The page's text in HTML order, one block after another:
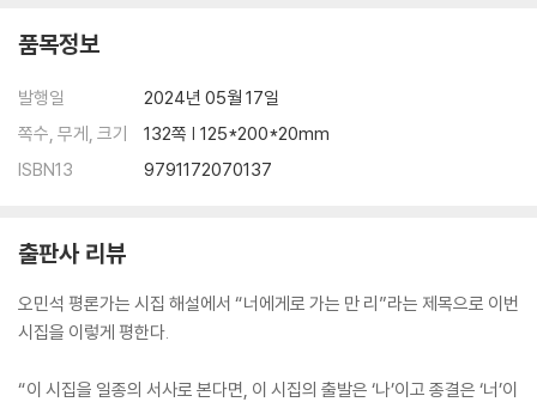
품목정보
발행일
2024년 05월 17일
쪽수, 무게, 크기
132쪽 | 125*200*20mm
ISBN13
9791172070137
출판사 리뷰
오민석 평론가는 시집 해설에서 “너에게로 가는 만 리”라는 제목으로 이번
시집을 이렇게 평한다.
“이 시집을 일종의 서사로 본다면, 이 시집의 출발은 ‘나’이고 종결은 ‘너’이